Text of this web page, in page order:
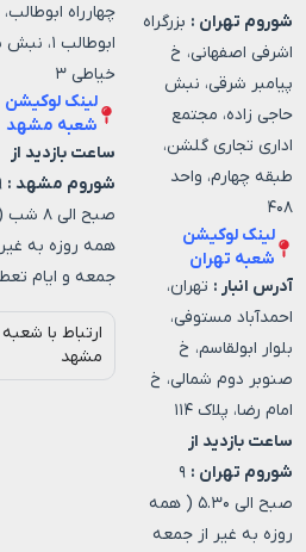
شوروم تهران : بزرگراه
اشرفی اصفهانی، خ
پیامبر شرقی، نبش
حاجی زاده، مجتمع
اداری تجاری گلشن،
طبقه چهارم، واحد
۴۰۸
لینک لوکیشن
شعبه تهران
آدرس انبار : تهران،
احمدآباد مستوفی،
بلوار ابولقاسم، خ
صنوبر دوم شمالی، خ
امام رضا، پلاک ۱۱۴
ساعت بازدید از
شوروم تهران : ۹
صبح الی ۵.۳۰ ( همه
روزه به غیر از جمعه
چهارراه ابوطالب،
ابوطالب
خیاطی ۳
لینک لوکیشن
شعبه مشهد
ساعت بازدید از
شوروم مشهد :
صبح الی ۸
همه روزه به غیر
جمعه و ایام
ارتباط با شعبه
مشهد